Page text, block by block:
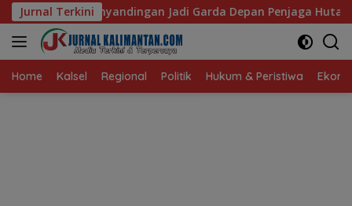
Langsung
ke
konten
Jurnal Terkini
Jadi Garda Depan Penjaga Hutan Adat
Home Kalsel Regional Politik Hukum & Peristiwa